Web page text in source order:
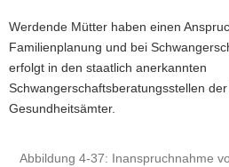
e
i
f
e
n
e
t
i
o
n
c
h
Werdende Mütter haben einen
Familienplanung und bei
erfolgt in den staatlich anerkannten
Schwangerschaftsberatungsstellen
Gesundheitsämter.
Abbildung 4-37: Inanspruchnahme